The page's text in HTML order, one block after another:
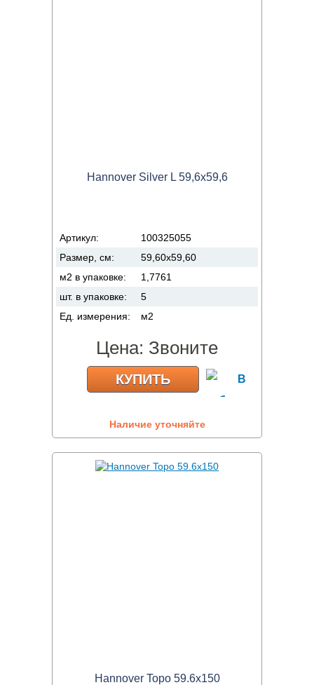
Hannover Silver L 59,6x59,6
Артикул:
100325055
Размер, см:
59,60x59,60
м2 в упаковке:
1,7761
шт. в упаковке:
5
Ед. измерения:
м2
Цена: Звоните
КУПИТЬ
Наличие уточняйте
Hannover Topo 59.6x150